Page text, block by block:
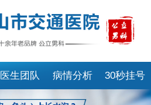
医生团队 病情分析 30秒挂号